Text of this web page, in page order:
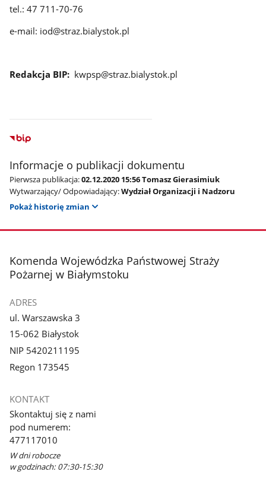
tel.: 47 711-70-76
e-mail: iod@straz.bialystok.pl
Redakcja BIP: kwpsp@straz.bialystok.pl
Informacje o publikacji dokumentu
Pierwsza publikacja:02.12.2020 15:56 Tomasz Gierasimiuk
Wytwarzający/ Odpowiadający:Wydział Organizacji i Nadzoru
Pokaż historię zmian
stopka
Komenda Wojewódzka Państwowej Straży
Pożarnej w Białymstoku
ADRES
ul. Warszawska 3
15-062 Białystok
NIP 5420211195
Regon 173545
KONTAKT
Skontaktuj się z nami
pod numerem:
477117010
W dni robocze
w godzinach: 07:30-15:30